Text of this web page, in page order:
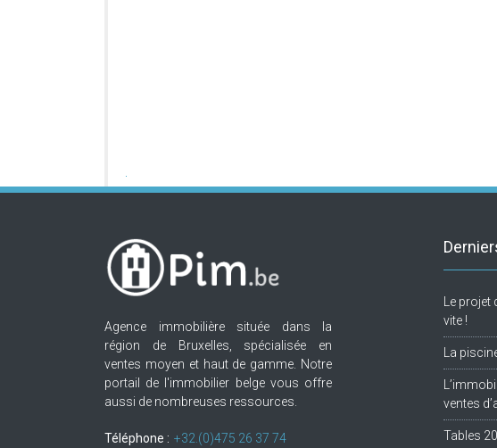
Agence immobilière située dans la
région de Bruxelles, spécialisée en
ventes moyen et haut de gamme. Notre
portail de l'immobilier belge vous offre
aussi de nombreuses ressources.
Téléphone : +32.(0)475 26 37 74
Le
vite !
La
ventes
Tables